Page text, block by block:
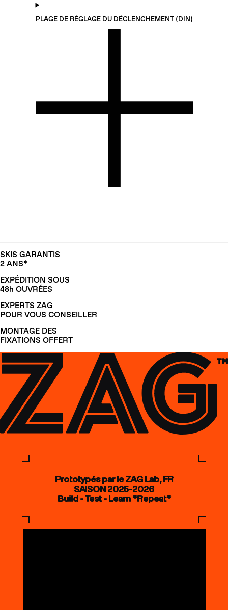
PLAGE DE RÉGLAGE DU DÉCLENCHEMENT (DIN)
SKIS GARANTIS
2 ANS*
EXPÉDITION SOUS
48h OUVRÉES
EXPERTS ZAG
POUR VOUS CONSEILLER
MONTAGE DES
FIXATIONS OFFERT
Prototypés par le ZAG Lab, FR
SAISON 2025-2026
Build - Test - Learn *Repeat*